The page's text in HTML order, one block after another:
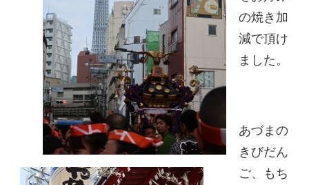
の焼き加
減で頂け
ました。
あづまの
きびだん
ご、もち